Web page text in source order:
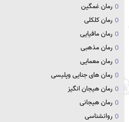
رمان غمگین
رمان کلکلی
رمان مافیایی
رمان مذهبی
رمان معمایی
رمان های جنایی وپلیسی
رمان هیجان انگیز
رمان هیجانی
روانشناسی